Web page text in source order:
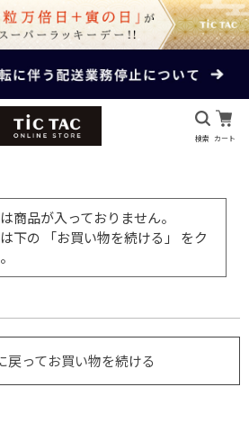
検索 カート
商品が入っておりません。
下の 「お買い物を続ける」 をク
戻ってお買い物を続ける